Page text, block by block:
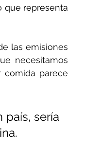
que representa
las emisiones
necesitamos
comida parece
sería